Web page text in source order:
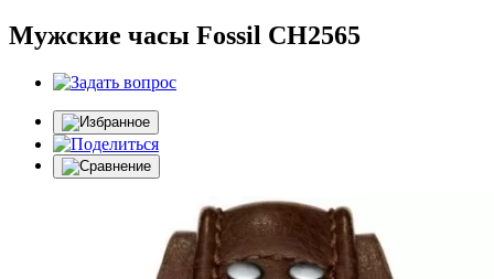
Мужские часы Fossil CH2565